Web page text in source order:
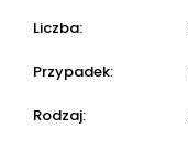
Liczba:
Przypadek:
Rodzaj: